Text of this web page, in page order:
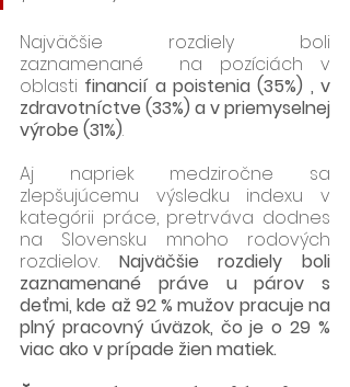
Najväčšie rozdiely boli
zaznamenané  na pozíciách v
oblasti financií a poistenia (35%) , v
zdravotníctve (33%) a v priemyselnej
výrobe (31%).
Aj napriek medziročne sa
zlepšujúcemu výsledku indexu v
kategórii práce, pretrváva dodnes
na Slovensku mnoho rodových
rozdielov. Najväčšie rozdiely boli
zaznamenané práve u párov s
deťmi, kde až 92 % mužov pracuje na
plný pracovný úväzok, čo je o 29 %
viac ako v prípade žien matiek.